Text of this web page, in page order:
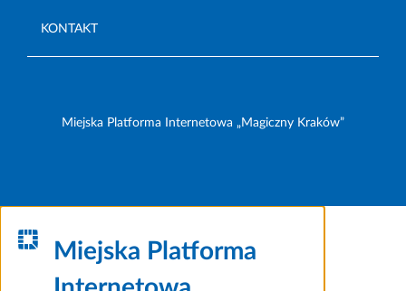
KONTAKT
Miejska Platforma Internetowa „Magiczny Kraków”
Miejska Platforma